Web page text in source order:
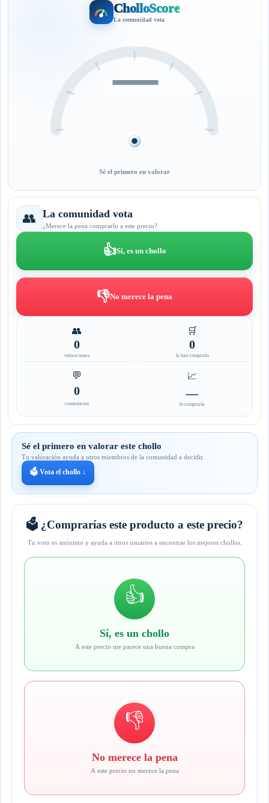
CholloScore
La comunidad vota
—
Sé el primero en valorar
👥 La comunidad vota
¿Merece la pena comprarlo a este precio?
👍Sí, es un chollo
👎No merece la pena
👥
0
valoraciones
🛒
0
lo han comprado
💬
0
comentarios
📈
—
lo compraría
Sé el primero en valorar este chollo
Tu valoración ayuda a otros miembros de la comunidad a decidir.
🗳️ Vota el chollo ↓
🗳️ ¿Comprarías este producto a este precio?
Tu voto es anónimo y ayuda a otros usuarios a encontrar los mejores chollos.
👍
Sí, es un chollo
A este precio me parece una buena compra
👎
No merece la pena
A este precio no merece la pena